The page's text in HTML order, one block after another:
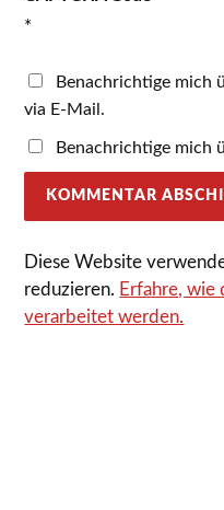
*
Benachrichtige mich
via E-Mail.
Benachrichtige mich
Diese Website
reduzieren. Erfahre, wie
verarbeitet werden.